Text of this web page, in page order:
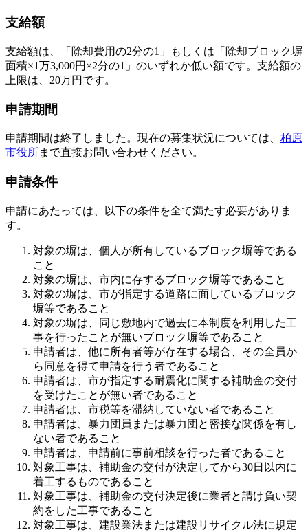
支給額
支給額は、「除却費用の2分の1」もしくは「除却ブロック塀
面積×1万3,000円×2分の1」のいずれか低い額です。支給額の
上限は、20万円です。
申請期間
申請期間は終了しました。現在の募集状況については、 柏原
市役所まで直接お問い合わせください。
申請条件
申請にあたっては、以下の条件を全て満たす必要がありま
す。
対象の塀は、個人が所有しているブロック塀等である
こと
対象の塀は、市内に存するブロック塀等であること
対象の塀は、市が指定する道路に面しているブロック
塀等であること
対象の塀は、同じ敷地内で過去に本制度を利用した工
事を行ったことが無いブロック塀等であること
申請者は、他に所有者等が存在する場合、その全員か
ら同意を得て申請を行う者であること
申請者は、市が指定する耐震化に関する補助金の交付
を受けたことが無い者であること
申請者は、市税等を滞納していない者であること
申請者は、暴力団員または暴力団と密接な関係を有し
ない者であること
申請者は、申請前に事前相談を行った者であること
対象工事は、補助金の交付が決定してから30日以内に
着工するものであること
対象工事は、補助金の交付決定後に業者と請け負い契
約をした工事であること
対象工事は、建設業法または建設リサイクル法に規定